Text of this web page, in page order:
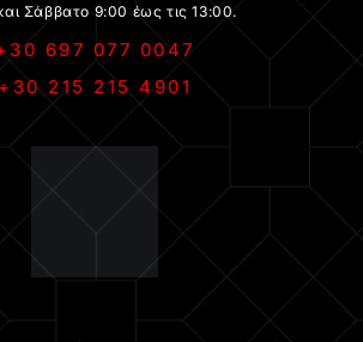
Σάββατο 9:00 έως τις 13:00.
697 077 0047
+30 215 215 4901